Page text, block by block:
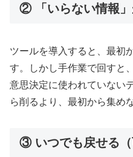
② 「いらない情報」
ツールを導入すると、最初
す。しかし手作業で回すと
意思決定に使われていない
ら削るより、最初から集め
③ いつでも戻せる（